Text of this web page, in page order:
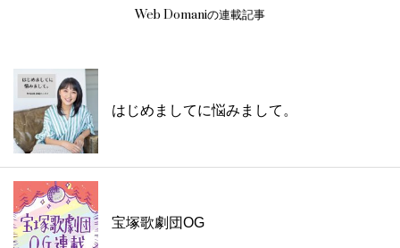
Web Domaniの連載記事
はじめましてに悩みまして。
宝塚歌劇団OG